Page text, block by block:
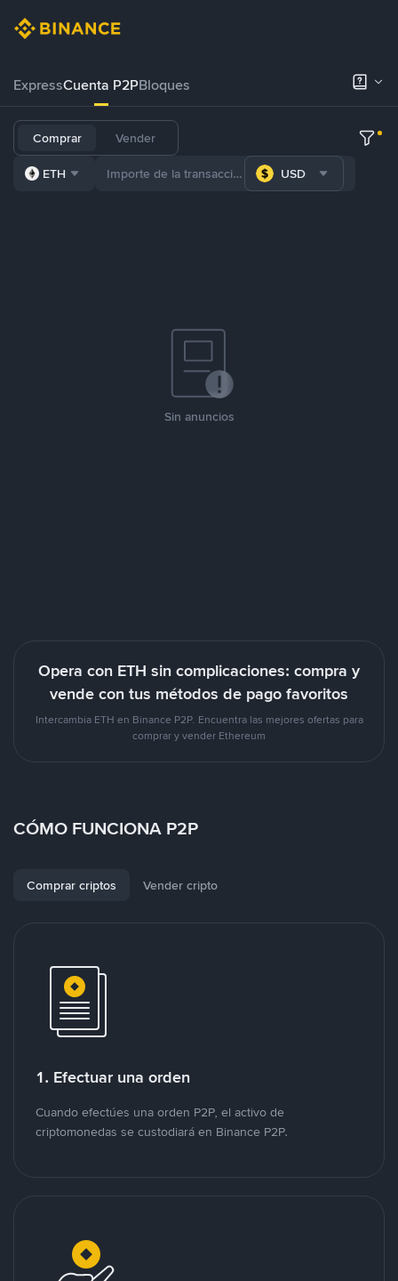
ExpressCuenta P2PBloques
Comprar Vender
ETH USD
Sin anuncios
Opera con ETH sin complicaciones: compra y
vende con tus métodos de pago favoritos
Intercambia ETH en Binance P2P. Encuentra las mejores ofertas para
comprar y vender Ethereum
CÓMO FUNCIONA P2P
Comprar criptos Vender cripto
1. Efectuar una orden
Cuando efectúes una orden P2P, el activo de
criptomonedas se custodiará en Binance P2P.